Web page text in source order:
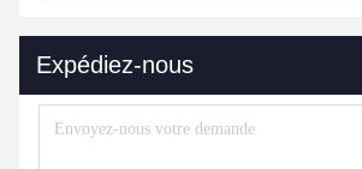
Expédiez-nous